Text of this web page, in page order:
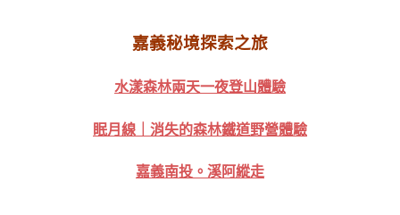
嘉義秘境探索之旅
水漾森林兩天一夜登山體驗
眠月線｜消失的森林鐵道野營體驗
嘉義南投。溪阿縱走